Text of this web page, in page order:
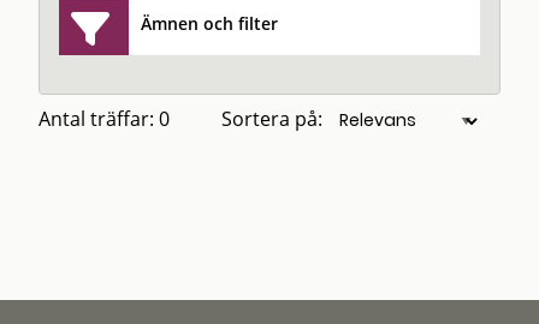
Ämnen och filter
Antal träffar: 0 Sortera på: